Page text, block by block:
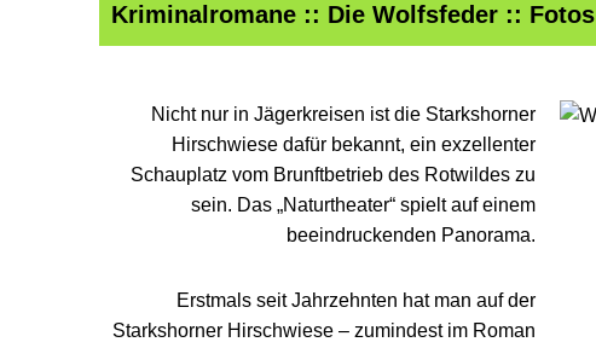
Kriminalromane :: Die Wolfsfeder :: Fotos
Nicht nur in Jägerkreisen ist die Starkshorner
Hirschwiese dafür bekannt, ein exzellenter
Schauplatz vom Brunftbetrieb des Rotwildes zu
sein. Das „Naturtheater“ spielt auf einem
beeindruckenden Panorama.
Erstmals seit Jahrzehnten hat man auf der
Starkshorner Hirschwiese – zumindest im Roman